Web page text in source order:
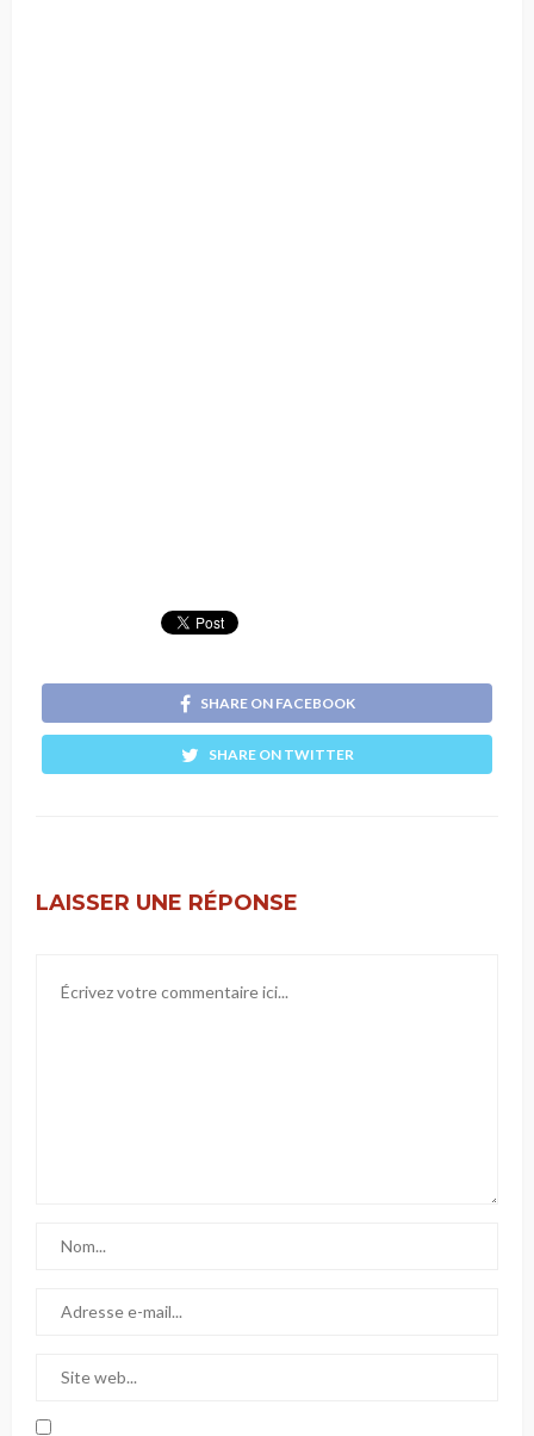
SHARE ON FACEBOOK
SHARE ON TWITTER
LAISSER UNE RÉPONSE